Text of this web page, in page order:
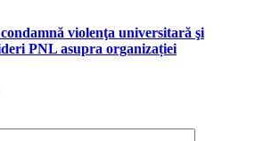
violenţa universitară şi
PNL asupra organizației